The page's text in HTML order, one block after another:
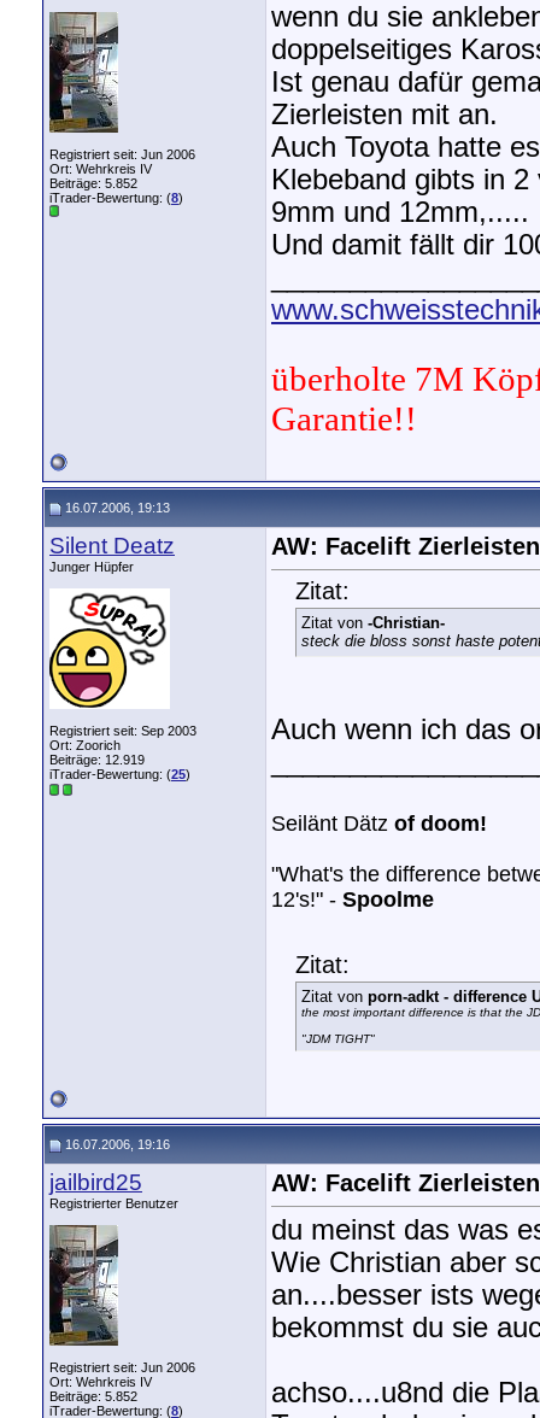
Registriert seit: Jun 2006
Ort: Wehrkreis IV
Beiträge: 5.852
iTrader-Bewertung: (8)
wenn du sie
doppelseitiges
Ist genau dafür
Zierleisten mit an.
Auch Toyota hatte
Klebeband gibts in
9mm und 12mm,.....
Und damit fällt dir
überholte 7M
Garantie!!
16.07.2006, 19:13
Silent Deatz
Junger Hüpfer
Registriert seit: Sep 2003
Ort: Zoorich
Beiträge: 12.919
iTrader-Bewertung: (25)
AW: Facelift
Zitat:
Zitat von -Christian-
steck die bloss sonst haste
Auch wenn ich das
Seilänt Dätz of doom!
"What's the difference
12's!" - Spoolme
Zitat:
Zitat von porn-adkt - difference
the most important difference is that the
"JDM TIGHT"
16.07.2006, 19:16
jailbird25
Registrierter Benutzer
Registriert seit: Jun 2006
Ort: Wehrkreis IV
Beiträge: 5.852
iTrader-Bewertung: (8)
AW: Facelift
du meinst das was
Wie Christian aber
an....besser ists
bekommst du sie
achso....u8nd die